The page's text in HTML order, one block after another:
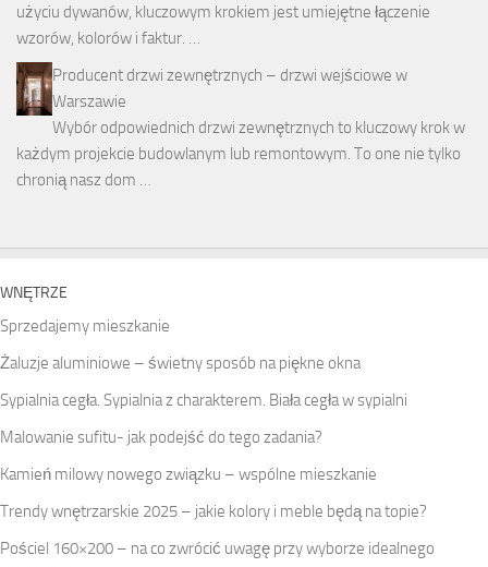
użyciu dywanów, kluczowym krokiem jest umiejętne łączenie
wzorów, kolorów i faktur. …
Producent drzwi zewnętrznych – drzwi wejściowe w
Warszawie
Wybór odpowiednich drzwi zewnętrznych to kluczowy krok w
każdym projekcie budowlanym lub remontowym. To one nie tylko
chronią nasz dom …
WNĘTRZE
Sprzedajemy mieszkanie
Żaluzje aluminiowe – świetny sposób na piękne okna
Sypialnia cegła. Sypialnia z charakterem. Biała cegła w sypialni
Malowanie sufitu- jak podejść do tego zadania?
Kamień milowy nowego związku – wspólne mieszkanie
Trendy wnętrzarskie 2025 – jakie kolory i meble będą na topie?
Pościel 160×200 – na co zwrócić uwagę przy wyborze idealnego